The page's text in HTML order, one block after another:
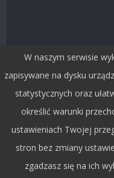
Śledź
W naszym serwisie
zapisywane na dysku
statystycznych oraz
określić warunki
ustawieniach Twojej
stron bez zmiany
zgadzasz się na ich